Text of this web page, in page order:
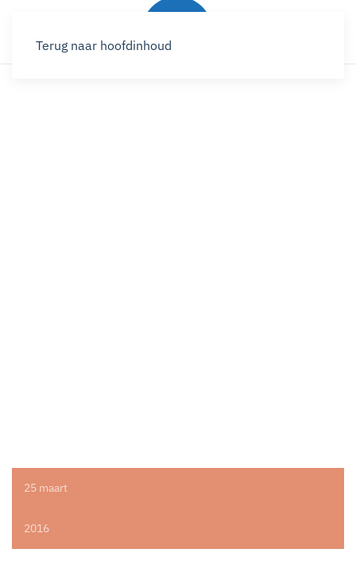
Terug naar hoofdinhoud
25 maart
2016